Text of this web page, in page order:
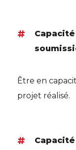
Être en
projet réalisé.